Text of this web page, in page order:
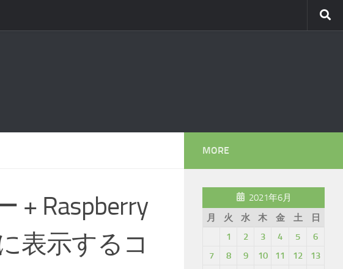
+ Raspberry
表示するコ
MORE
2021年6月
月
火 水 木 金 土
日
1
2 3 4 5
6
7
8 9 10 11 12
13